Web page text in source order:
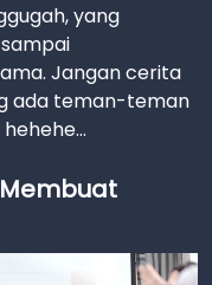
yang
Jangan cerita
ada teman-teman